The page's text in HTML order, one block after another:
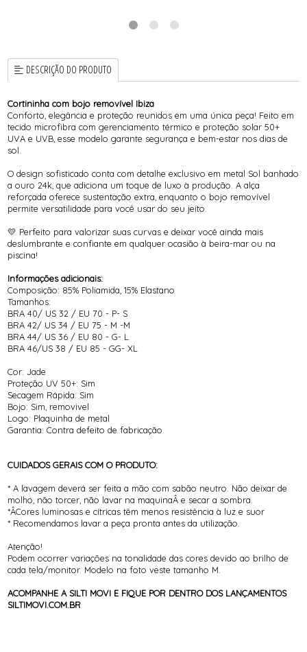
DESCRIÇÃO DO PRODUTO
Cortininha com bojo removível Ibiza
Conforto, elegância e proteção reunidos em uma única peça! Feito em
tecido microfibra com gerenciamento térmico e proteção solar 50+
UVA e UVB, esse modelo garante segurança e bem-estar nos dias de
sol.
O design sofisticado conta com detalhe exclusivo em metal Sol banhado
a ouro 24k, que adiciona um toque de luxo à produção. A alça
reforçada oferece sustentação extra, enquanto o bojo removível
permite versatilidade para você usar do seu jeito.
💛 Perfeito para valorizar suas curvas e deixar você ainda mais
deslumbrante e confiante em qualquer ocasião à beira-mar ou na
piscina!
Informações adicionais:
Composição: 85% Poliamida, 15% Elastano
Tamanhos:
BRA 40/ US 32 / EU 70 - P- S
BRA 42/ US 34 / EU 75 - M -M
BRA 44/ US 36 / EU 80 - G- L
BRA 46/US 38 / EU 85 - GG- XL
Cor: Jade
Proteção UV 50+: Sim
Secagem Rápida: Sim
Bojo: Sim, removivel
Logo: Plaquinha de metal
Garantia: Contra defeito de fabricação
CUIDADOS GERAIS COM O PRODUTO:
* A lavagem deverá ser feita a mão com sabão neutro. Não deixar de
molho, não torcer, não lavar na maquinaÂ e secar a sombra.
*ÂCores luminosas e cítricas têm menos resistência à luz e suor
* Recomendamos lavar a peça pronta antes da utilização.
Atenção!
Podem ocorrer variações na tonalidade das cores devido ao brilho de
cada tela/monitor. Modelo na foto veste tamanho M.
ACOMPANHE A SILTI MOVI E FIQUE POR DENTRO DOS LANÇAMENTOS
SILTIMOVI.COM.BR